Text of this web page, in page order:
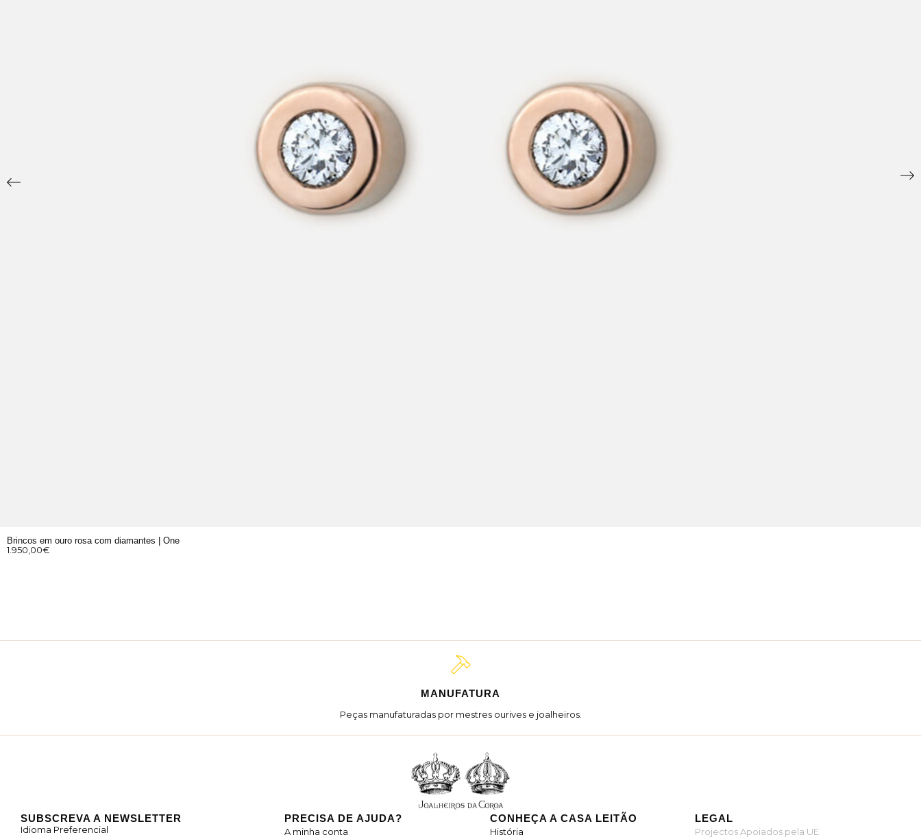
Brincos em ouro rosa com diamantes | One
1.950,00€
MANUFATURA
Peças manufaturadas por mestres ourives e joalheiros.
SUBSCREVA A NEWSLETTER
Idioma Preferencial
PRECISA DE AJUDA?
A minha conta
CONHEÇA A CASA LEITÃO
História
LEGAL
Projectos Apoiados pela UE